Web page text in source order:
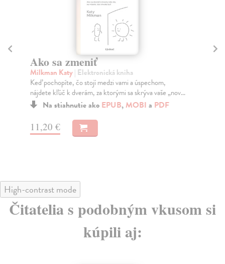
Ako sa zmeniť
Milkman Katy| Elektronická kniha
Keď pochopíte, čo stojí medzi vami a úspechom,
nájdete kľúč k dverám, za ktorými sa skrýva vaše „nov...
Na stiahnutie ako EPUB,MOBI a PDF
11,20 €
High-contrast mode
Čitatelia s podobným vkusom si
kúpili aj: